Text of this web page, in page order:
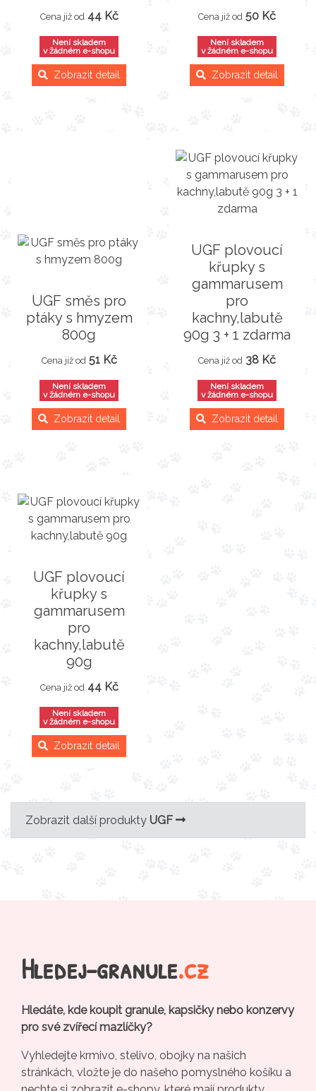
Cena již od 44 Kč
Není skladem
v žádném e-shopu
Zobrazit detail
Cena již od 50 Kč
Není skladem
v žádném e-shopu
Zobrazit detail
UGF směs pro
ptáky s hmyzem
800g
Cena již od 51 Kč
Není skladem
v žádném e-shopu
Zobrazit detail
UGF plovoucí
křupky s
gammarusem
pro
kachny,labutě
90g 3 + 1 zdarma
Cena již od 38 Kč
Není skladem
v žádném e-shopu
Zobrazit detail
UGF plovoucí
křupky s
gammarusem
pro
kachny,labutě
90g
Cena již od 44 Kč
Není skladem
v žádném e-shopu
Zobrazit detail
Zobrazit další produkty UGF
Hledej-granule.cz
Hledáte, kde koupit granule, kapsičky nebo konzervy
pro své zvířecí mazlíčky?
Vyhledejte krmivo, stelivo, obojky na našich
stránkách, vložte je do našeho pomyslného košíku a